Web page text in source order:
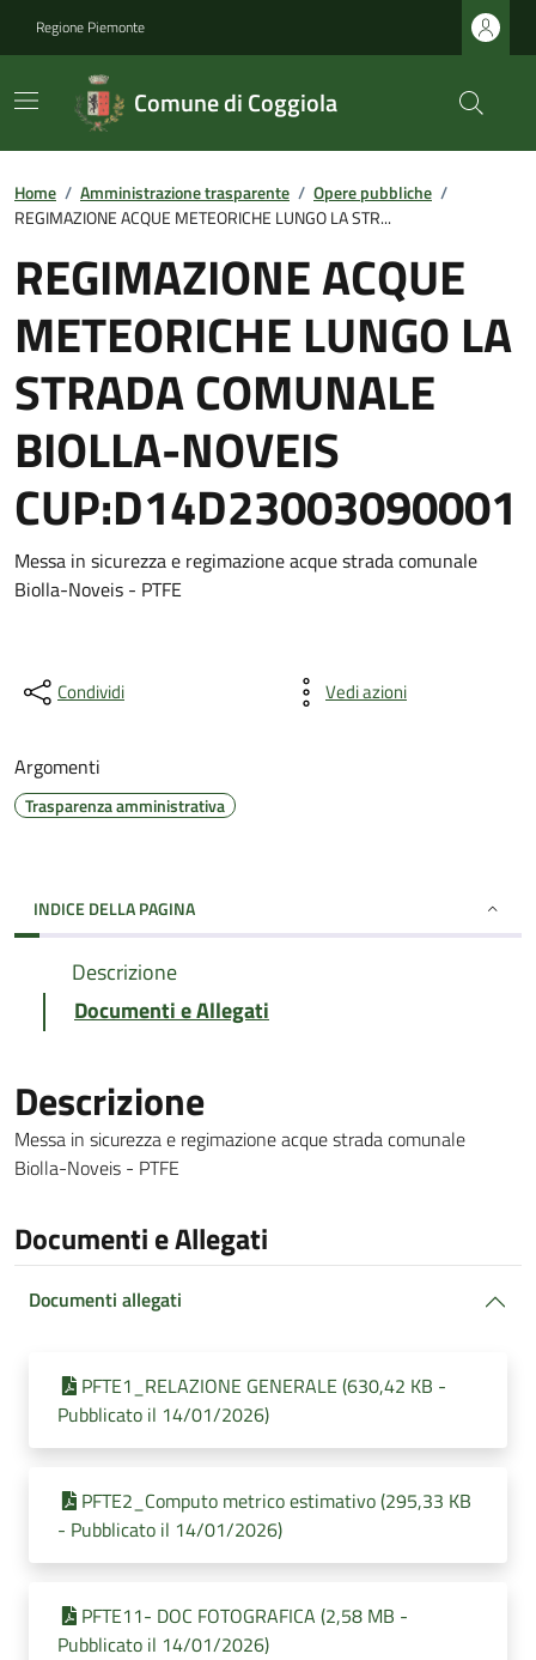
Regione Piemonte
Comune di Coggiola
Home / Amministrazione trasparente / Opere pubbliche /
REGIMAZIONE ACQUE METEORICHE LUNGO LA STR...
REGIMAZIONE ACQUE
METEORICHE LUNGO LA
STRADA COMUNALE
BIOLLA-NOVEIS
CUP:D14D23003090001
Messa in sicurezza e regimazione acque strada comunale
Biolla-Noveis - PTFE
Condividi Vedi azioni
Argomenti
Trasparenza amministrativa
INDICE DELLA PAGINA
Descrizione
Documenti e Allegati
Descrizione
Messa in sicurezza e regimazione acque strada comunale
Biolla-Noveis - PTFE
Documenti e Allegati
Documenti allegati
PFTE1_RELAZIONE GENERALE (630,42 KB -
Pubblicato il 14/01/2026)
PFTE2_Computo metrico estimativo (295,33 KB
- Pubblicato il 14/01/2026)
PFTE11- DOC FOTOGRAFICA (2,58 MB -
Pubblicato il 14/01/2026)